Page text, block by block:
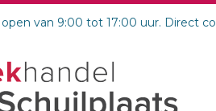
open van 9:00 tot 17:00 uur. Direct